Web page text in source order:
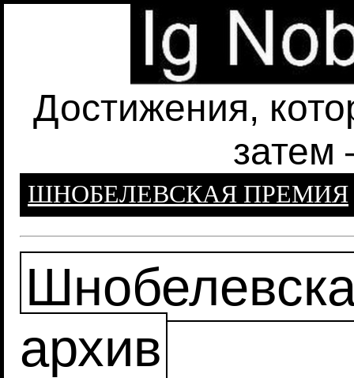
Достижения,
затем
ШНОБЕЛЕВСКАЯ ПРЕМИЯ
архив